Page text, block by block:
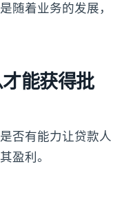
随着业务的发展，
能获得批
否有能力让贷款人
盈利。